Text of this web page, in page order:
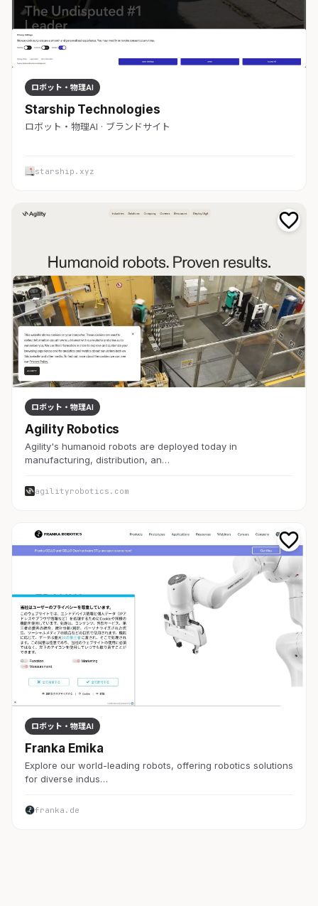
ロボット・物理AI
Starship Technologies
ロボット・物理AI · ブランドサイト
starship.xyz
ロボット・物理AI
Agility Robotics
Agility's humanoid robots are deployed today in
manufacturing, distribution, an…
agilityrobotics.com
ロボット・物理AI
Franka Emika
Explore our world-leading robots, offering robotics solutions
for diverse indus…
franka.de